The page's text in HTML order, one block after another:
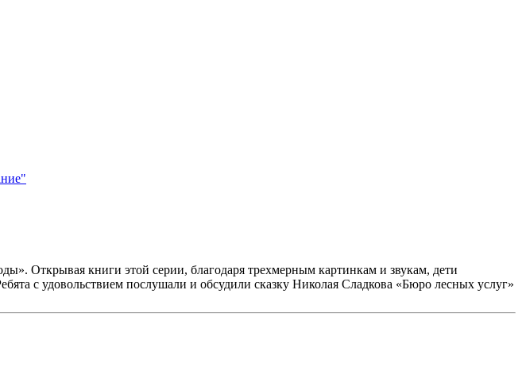
Открывая книги этой серии, благодаря трехмерным картинкам и звукам, дети
с удовольствием послушали и обсудили сказку Николая Сладкова «Бюро лесных услуг»